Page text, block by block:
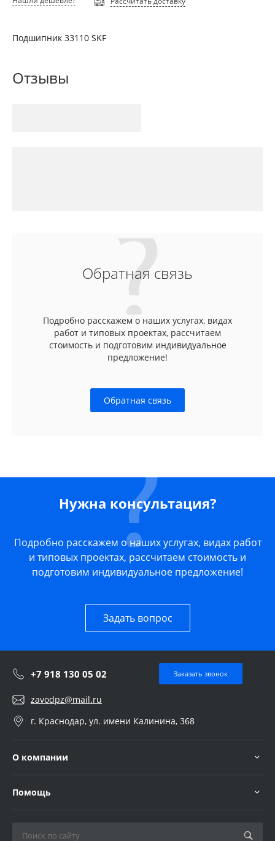
Подшипник 33110 SKF
Отзывы
Обратная связь
Подробно расскажем о наших услугах, видах
работ и типовых проектах, рассчитаем
стоимость и подготовим индивидуальное
предложение!
Обратная связь
Нужна консультация?
Подробно расскажем о наших услугах, видах работ
и типовых проектах, рассчитаем стоимость и
подготовим индивидуальное предложение!
Задать вопрос
+7 918 130 05 02 Заказать звонок
zavodpz@mail.ru
г. Краснодар, ул. имени Калинина, 368
О компании
Помощь